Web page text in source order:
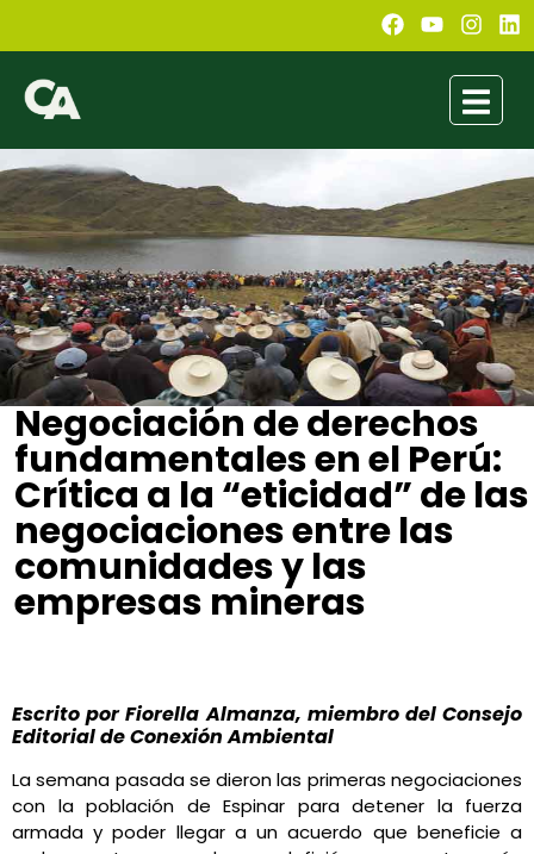
Negociación de derechos
fundamentales en el Perú:
Crítica a la “eticidad” de las
negociaciones entre las
comunidades y las
empresas mineras
Escrito por Fiorella Almanza, miembro del Consejo
Editorial de Conexión Ambiental
La semana pasada se dieron las primeras negociaciones
con la población de Espinar para detener la fuerza
armada y poder llegar a un acuerdo que beneficie a